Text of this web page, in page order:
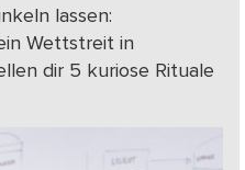
lassen:
Wettstreit in
dir 5 kuriose Rituale